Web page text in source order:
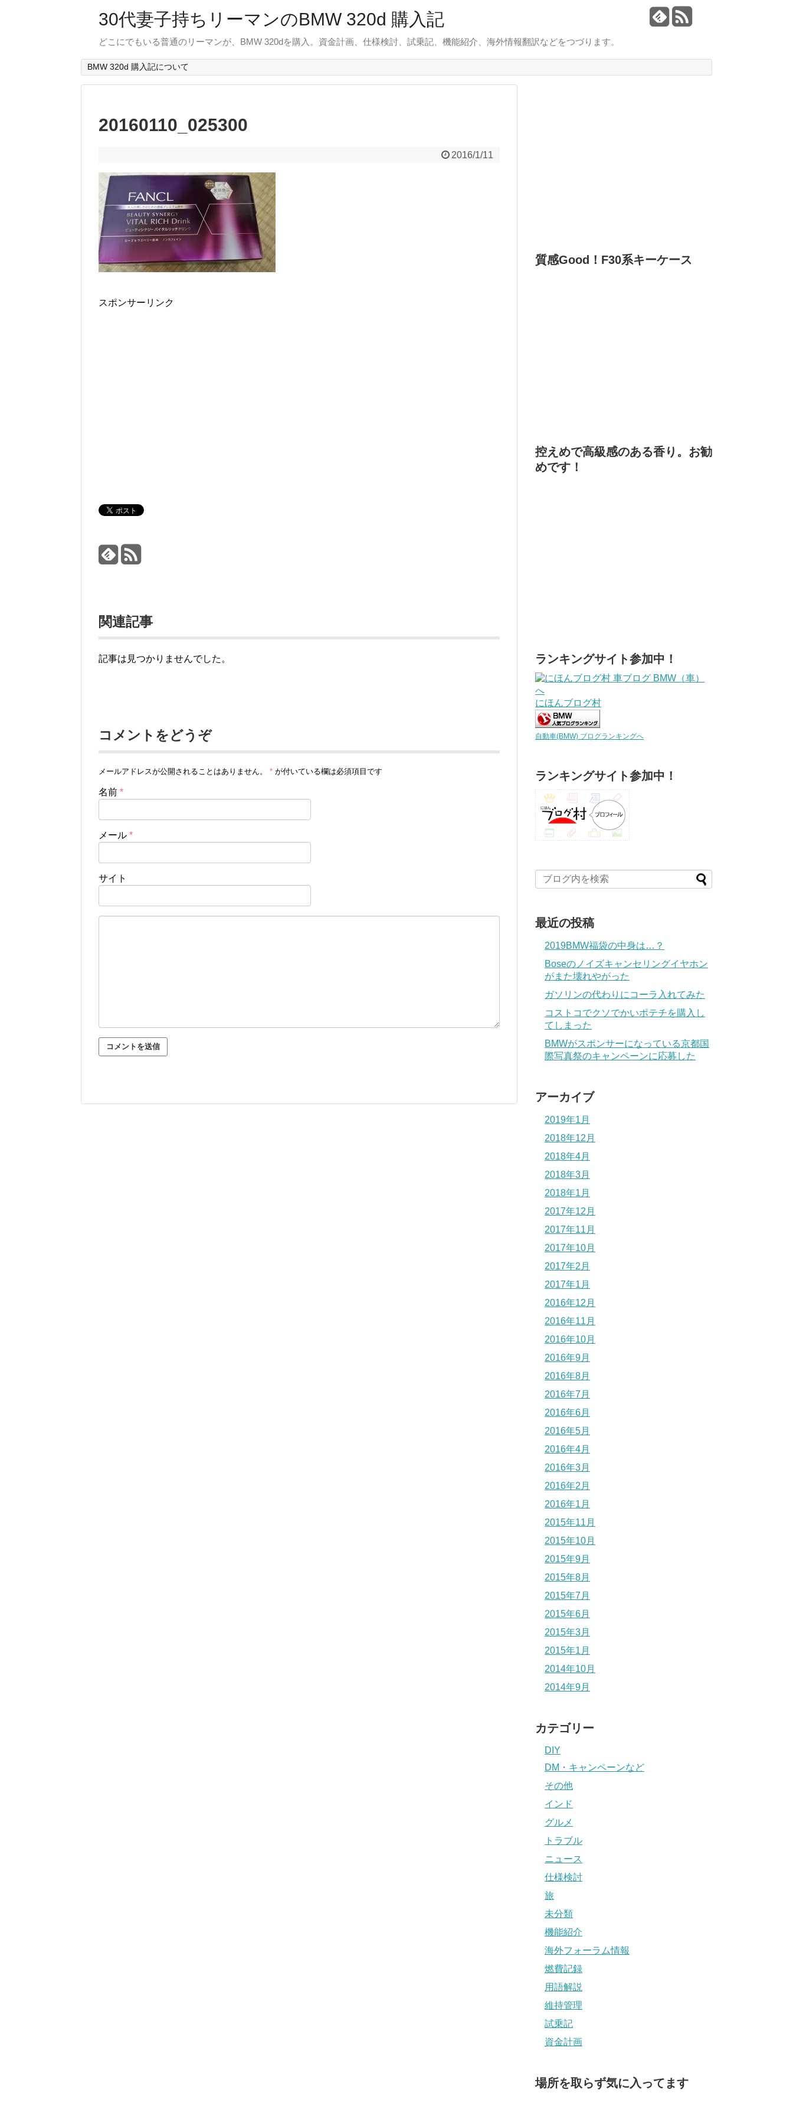
30代妻子持ちリーマンのBMW 320d 購入記
どこにでもいる普通のリーマンが、BMW 320dを購入。資金計画、仕様検討、試乗記、機能紹介、海外情報翻訳などをつづります。
BMW 320d 購入記について
20160110_025300
2016/1/11
スポンサーリンク
関連記事
記事は見つかりませんでした。
コメントをどうぞ
メールアドレスが公開されることはありません。 * が付いている欄は必須項目です
名前 *
メール *
サイト
質感Good！F30系キーケース
控えめで高級感のある香り。お勧
めです！
ランキングサイト参加中！
にほんブログ村
自動車(BMW) ブログランキングへ
ランキングサイト参加中！
最近の投稿
2019BMW福袋の中身は…？
Boseのノイズキャンセリングイヤホン
がまた壊れやがった
ガソリンの代わりにコーラ入れてみた
コストコでクソでかいポテチを購入し
てしまった
BMWがスポンサーになっている京都国
際写真祭のキャンペーンに応募した
アーカイブ
2019年1月
2018年12月
2018年4月
2018年3月
2018年1月
2017年12月
2017年11月
2017年10月
2017年2月
2017年1月
2016年12月
2016年11月
2016年10月
2016年9月
2016年8月
2016年7月
2016年6月
2016年5月
2016年4月
2016年3月
2016年2月
2016年1月
2015年11月
2015年10月
2015年9月
2015年8月
2015年7月
2015年6月
2015年3月
2015年1月
2014年10月
2014年9月
カテゴリー
DIY
DM・キャンペーンなど
その他
インド
グルメ
トラブル
ニュース
仕様検討
旅
未分類
機能紹介
海外フォーラム情報
燃費記録
用語解説
維持管理
試乗記
資金計画
場所を取らず気に入ってます